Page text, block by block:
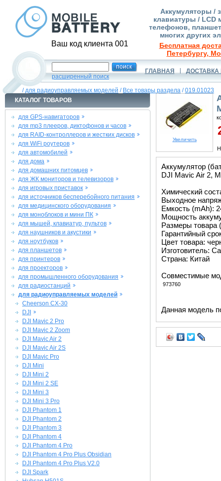
Ваш код клиента 001
Аккумуляторы /
клавиатуры / LCD
телефонов,
многих других
Бесплатная
Петербургу,
расширенный поиск
ГЛАВНАЯ ДОСТАВКА
/для радиоуправляемых моделей / Все товары раздела /019.01023
КАТАЛОГ ТОВАРОВ
для GPS-навигаторов
для mp3 плееров, диктофонов и часов
для RAID-контроллеров и жестких дисков
для WiFi роутеров
для автомобилей
для дома
для домашних питомцев
для ЖК мониторов и телевизоров
для игровых приставок
для источников бесперебойного питания
для медицинского оборудования
для моноблоков и мини ПК
для мышей, клавиатур, пультов
для наушников и акустики
для ноутбуков
для планшетов
для принтеров
для проекторов
для промышленного оборудования
для радиостанций
для радиоуправляемых моделей
Cheerson CX-30
DJI
DJI Mavic 2 Pro
DJI Mavic 2 Zoom
DJI Mavic Air 2
DJI Mavic Air 2S
DJI Mavic Pro
DJI Mini
DJI Mini 2
DJI Mini 2 SE
DJI Mini 3
DJI Mini 3 Pro
DJI Phantom 1
DJI Phantom 2
DJI Phantom 3
DJI Phantom 4
DJI Phantom 4 Pro
DJI Phantom 4 Pro Plus Obsidian
DJI Phantom 4 Pro Plus V2.0
DJI Spark
Увеличить
Аккумулятор
DJI Mavic Air 2,
Химический
Выходное
Емкость (mAh):
Мощность
Размеры товара
Гарантийный
Цвет товара:
Изготовитель:
Страна: Китай
Совместимые
973760
Данная модель